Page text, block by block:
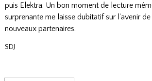
puis Elektra. Un bon moment de lecture
surprenante me laisse dubitatif sur l'avenir
nouveaux partenaires.
SDJ